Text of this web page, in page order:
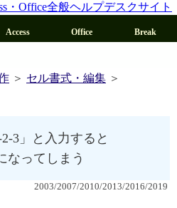
Access Office
＞ セル書式・編集 ＞
3」と入力すると
なってしまう
2003/2007/2010/2013/2016/2019